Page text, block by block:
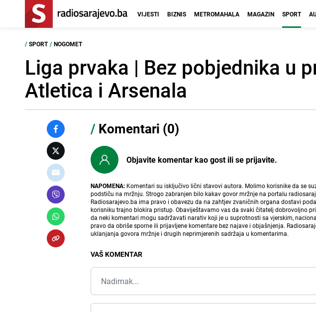
VIJESTI BIZNIS METROMAHALA MAGAZIN SPORT
/ SPORT / NOGOMET
Liga prvaka | Bez pobjednika u
Atletica i Arsenala
/ Komentari (0)
Objavite komentar kao gost ili se prijavite.
NAPOMENA: Komentari su isključivo lični stavovi autora. Molimo korisnike da se
podstiču na mržnju. Strogo zabranjen bilo kakav govor mržnje na portalu
Radiosarajevo.ba ima pravo i obavezu da na zahtjev zvaničnih organa dostavi
korisniku trajno blokira pristup. Obaviještavamo vas da svaki čitatelj dobrovoljno
da neki komentari mogu sadržavati narativ koji je u suprotnosti sa vjerskim,
pravo da obriše sporne ili prijavljene komentare bez najave i objašnjenja.
uklanjanja govora mržnje i drugih neprimjerenih sadržaja u komentarima.
VAŠ KOMENTAR